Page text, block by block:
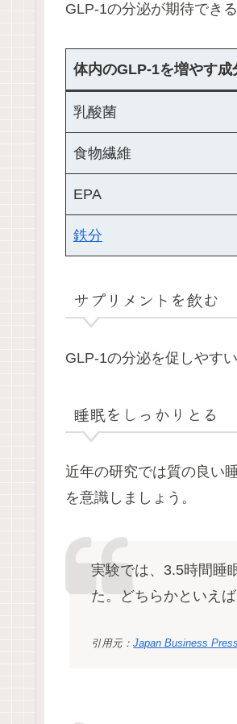
GLP-1の分泌が期待でき
体内のGLP-1を増やす成
乳酸菌
食物繊維
EPA
鉄分
サプリメントを飲む
GLP-1の分泌を促しやす
睡眠をしっかりとる
近年の研究では質の良い
を意識しましょう。
実験では、3.5時間睡
た。どちらかといえ
引用元：Japan Business